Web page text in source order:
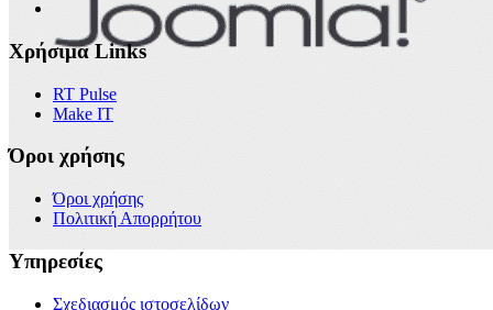
Χρήσιμα Links
RT Pulse
Make IT
Όροι χρήσης
Όροι χρήσης
Πολιτική Απορρήτου
Υπηρεσίες
Σχεδιασμός ιστοσελίδων